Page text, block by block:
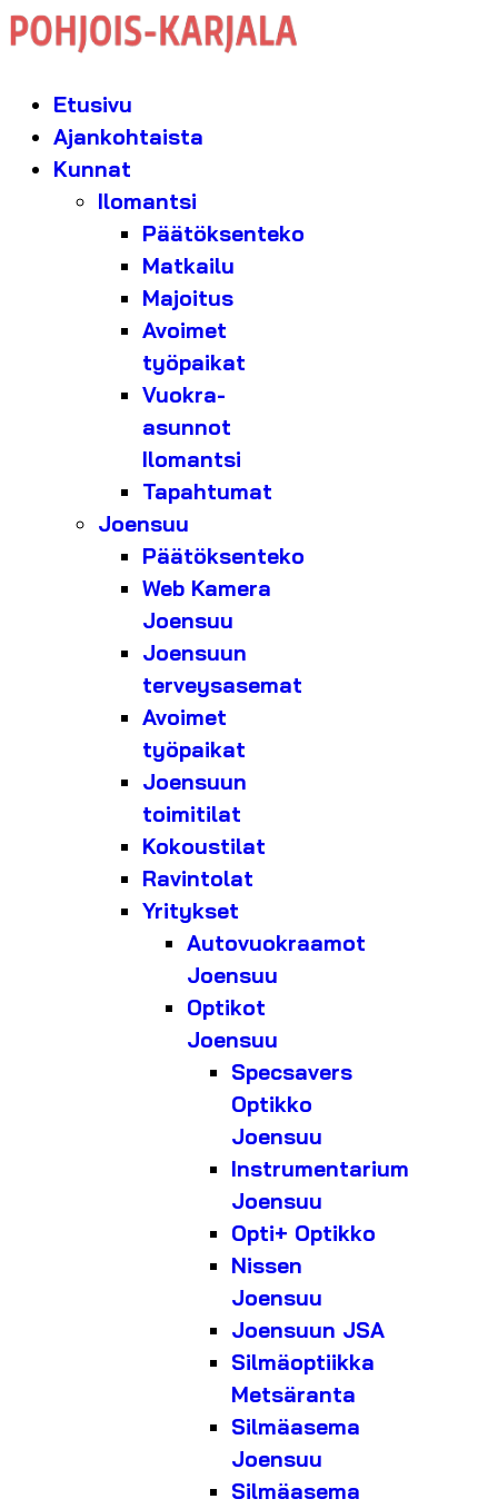
Etusivu
Ajankohtaista
Kunnat
Ilomantsi
Päätöksenteko
Matkailu
Majoitus
Avoimet
työpaikat
Vuokra-
asunnot
Ilomantsi
Tapahtumat
Joensuu
Päätöksenteko
Web Kamera
Joensuu
Joensuun
terveysasemat
Avoimet
työpaikat
Joensuun
toimitilat
Kokoustilat
Ravintolat
Yritykset
Autovuokraamot
Joensuu
Optikot
Joensuu
Specsavers
Optikko
Joensuu
Instrumentarium
Joensuu
Opti+ Optikko
Nissen
Joensuu
Joensuun JSA
Silmäoptiikka
Metsäranta
Silmäasema
Joensuu
Silmäasema